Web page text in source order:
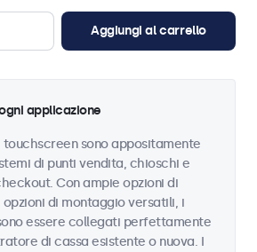
Aggiungi al carrello
applicazione
sono appositamente
di punti vendita, chioschi e
Con ampie opzioni di
di montaggio versatili, i
essere collegati perfettamente
di cassa esistente o nuova. I